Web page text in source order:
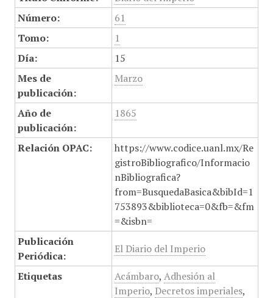
Número:
61
Tomo:
1
Día:
15
Mes de
publicación:
Marzo
Año de
publicación:
1865
Relación OPAC:
https://www.codice.uanl.mx/Re
gistroBibliografico/Informacio
nBibliografica?
from=BusquedaBasica&bibId=1
753893&biblioteca=0&fb=&fm
=&isbn=
Publicación
Periódica:
El Diario del Imperio
Etiquetas Acámbaro, Adhesión al
Imperio, Decretos imperiales,